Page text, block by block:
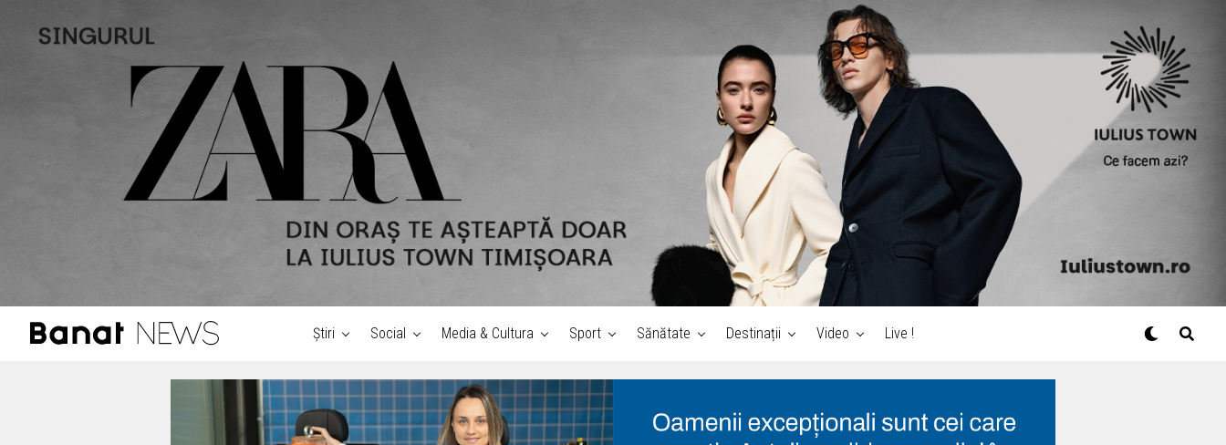
Știri Social Media & Cultura Sport Sănătate Destinații Video Live !